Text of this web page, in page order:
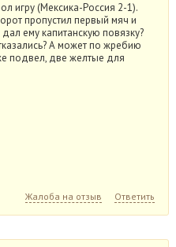
игру (Мексика-Россия 2-1).
пропустил первый мяч и
ему капитанскую повязку?
А может по жребию
подвел, две желтые для
Жалоба на отзыв Ответить